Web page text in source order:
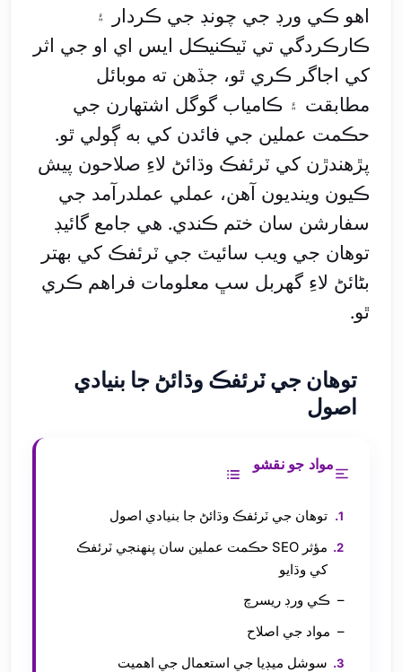
اهو ڪي ورڊ جي چونڊ جي ڪردار ۽
ڪارڪردگي تي ٽيڪنيڪل ايس اي او جي اثر
کي اجاگر ڪري ٿو، جڏهن ته موبائل
مطابقت ۽ ڪامياب گوگل اشتهارن جي
حڪمت عملين جي فائدن کي به ڳولي ٿو.
پڙهندڙن کي ٽرئفڪ وڌائڻ لاءِ صلاحون پيش
ڪيون وينديون آهن، عملي عملدرآمد جي
سفارشن سان ختم ڪندي. هي جامع گائيڊ
توهان جي ويب سائيٽ جي ٽرئفڪ کي بهتر
بڻائڻ لاءِ گهربل سڀ معلومات فراهم ڪري
ٿو.
توهان جي ٽرئفڪ وڌائڻ جا بنيادي
اصول
مواد جو نقشو
توهان جي ٽرئفڪ وڌائڻ جا بنيادي اصول
مؤثر SEO حڪمت عملين سان پنهنجي ٽرئفڪ
کي وڌايو
ڪي ورڊ ريسرچ
مواد جي اصلاح
سوشل ميڊيا جي استعمال جي اهميت